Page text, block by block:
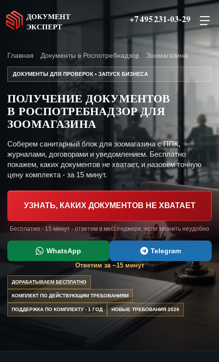
ДОКУМЕНТ
ЭКСПЕРТ
+7 495 231-03-29
Главная Документы в Роспотребнадзор Зоомагазина
ДОКУМЕНТЫ ДЛЯ ПРОВЕРОК • ЗАПУСК БИЗНЕСА
ПОЛУЧЕНИЕ ДОКУМЕНТОВ
В РОСПОТРЕБНАДЗОР ДЛЯ
ЗООМАГАЗИНА
Соберем санитарный блок для зоомагазина с ППК,
журналами, договорами и уведомлением. Бесплатно
покажем, каких документов не хватает, и назовём точную
цену комплекта - за 15 минут.
УЗНАТЬ, КАКИХ ДОКУМЕНТОВ НЕ ХВАТАЕТ
Бесплатно · 15 минут · ответим в мессенджере, если звонить неудобно
WhatsApp Telegram
Ответим за ~15 минут
ДОРАБАТЫВАЕМ БЕСПЛАТНО
КОМПЛЕКТ ПО ДЕЙСТВУЮЩИМ ТРЕБОВАНИЯМ
ПОДДЕРЖКА ПО КОМПЛЕКТУ - 1 ГОД НОВЫЕ ТРЕБОВАНИЯ 2026